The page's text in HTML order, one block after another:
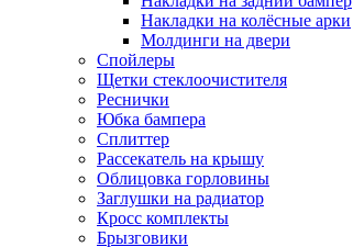
Накладки на колёсные арки
Молдинги на двери
Спойлеры
Щетки стеклоочистителя
Реснички
Юбка бампера
Сплиттер
Рассекатель на крышу
Облицовка горловины
Заглушки на радиатор
Кросс комплекты
Брызговики